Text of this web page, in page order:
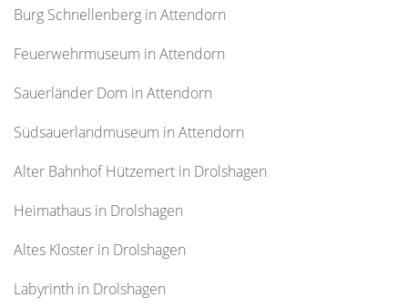
Burg Schnellenberg in Attendorn
Feuerwehrmuseum in Attendorn
Sauerländer Dom in Attendorn
Südsauerlandmuseum in Attendorn
Alter Bahnhof Hützemert in Drolshagen
Heimathaus in Drolshagen
Altes Kloster in Drolshagen
Labyrinth in Drolshagen